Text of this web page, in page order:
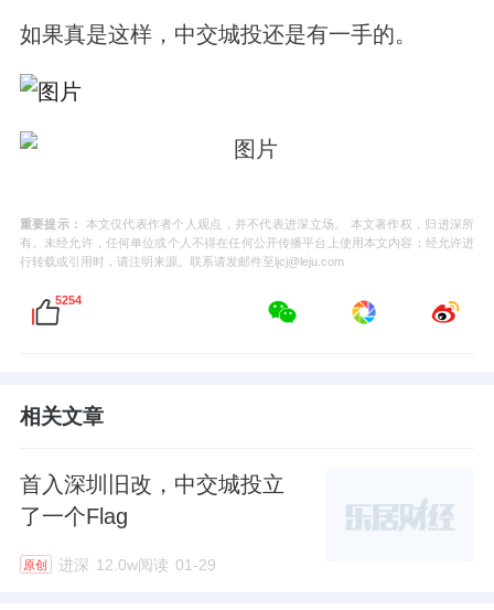
如果真是这样，中交城投还是有一手的。
重要提示：
本文仅代表作者个人观点，并不代表进深立场。 本文著作权，归进深所
有。未经允许，任何单位或个人不得在任何公开传播平台上使用本文内容；经允许进
行转载或引用时，请注明来源。联系请发邮件至ljcj@leju.com
5254
相关文章
首入深圳旧改，中交城投立
了一个Flag
原创 进深 12.0w阅读 01-29